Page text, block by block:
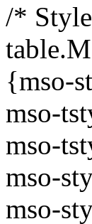
/*
{mso-
mso-
mso-
mso-
mso-